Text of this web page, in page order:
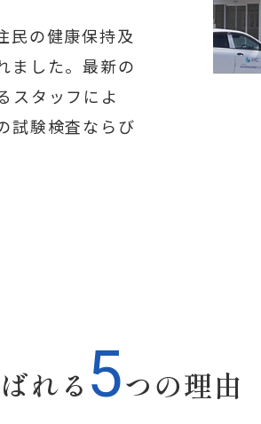
民の健康保持及
ました。最新の
スタッフによ
試験検査ならび
れる 5つの理由